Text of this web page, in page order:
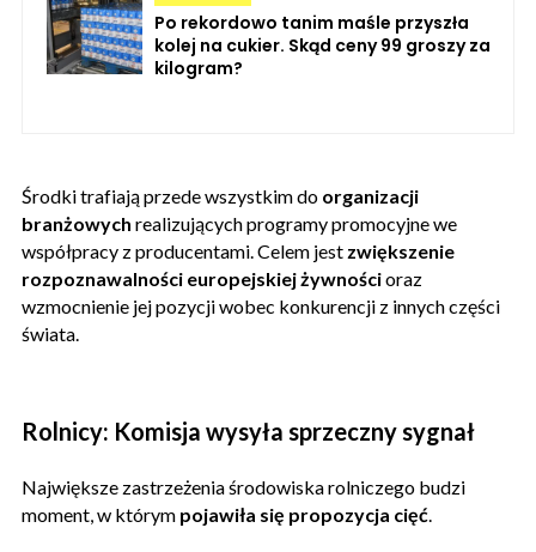
Po rekordowo tanim maśle przyszła
kolej na cukier. Skąd ceny 99 groszy za
kilogram?
Środki trafiają przede wszystkim do organizacji
branżowych realizujących programy promocyjne we
współpracy z producentami. Celem jest zwiększenie
rozpoznawalności europejskiej żywnościoraz
wzmocnienie jej pozycji wobec konkurencji z innych części
świata.
Rolnicy: Komisja wysyła sprzeczny sygnał
Największe zastrzeżenia środowiska rolniczego budzi
moment, w którym pojawiła się propozycja cięć.